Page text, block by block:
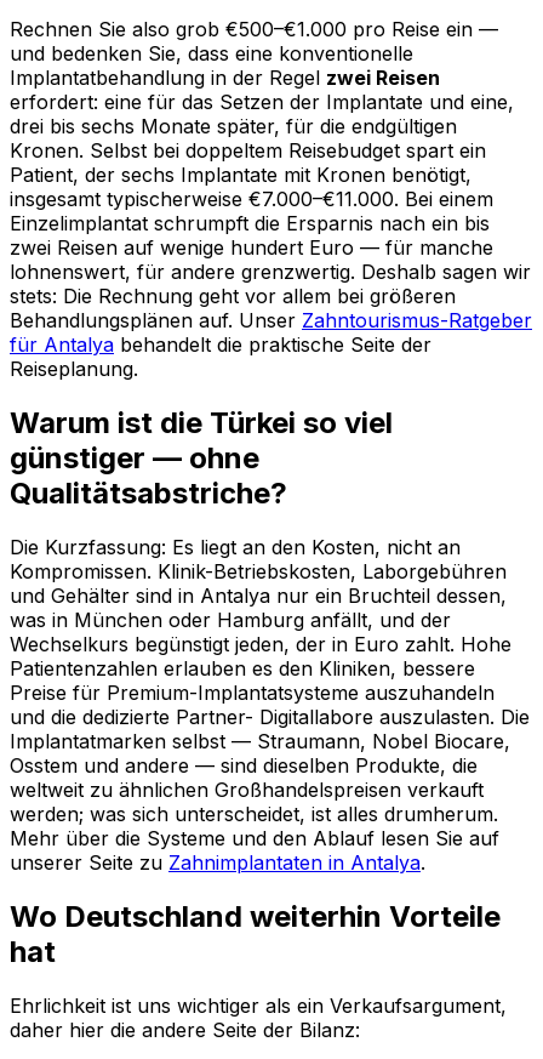
Rechnen Sie also grob €500–€1.000 pro Reise ein —
und bedenken Sie, dass eine konventionelle
Implantatbehandlung in der Regel zwei Reisen
erfordert: eine für das Setzen der Implantate und eine,
drei bis sechs Monate später, für die endgültigen
Kronen. Selbst bei doppeltem Reisebudget spart ein
Patient, der sechs Implantate mit Kronen benötigt,
insgesamt typischerweise €7.000–€11.000. Bei einem
Einzelimplantat schrumpft die Ersparnis nach ein bis
zwei Reisen auf wenige hundert Euro — für manche
lohnenswert, für andere grenzwertig. Deshalb sagen wir
stets: Die Rechnung geht vor allem bei größeren
Behandlungsplänen auf. Unser Zahntourismus-Ratgeber
für Antalya behandelt die praktische Seite der
Reiseplanung.
Warum ist die Türkei so viel
günstiger — ohne
Qualitätsabstriche?
Die Kurzfassung: Es liegt an den Kosten, nicht an
Kompromissen. Klinik-Betriebskosten, Laborgebühren
und Gehälter sind in Antalya nur ein Bruchteil dessen,
was in München oder Hamburg anfällt, und der
Wechselkurs begünstigt jeden, der in Euro zahlt. Hohe
Patientenzahlen erlauben es den Kliniken, bessere
Preise für Premium-Implantatsysteme auszuhandeln
und die dedizierte Partner- Digitallabore auszulasten. Die
Implantatmarken selbst — Straumann, Nobel Biocare,
Osstem und andere — sind dieselben Produkte, die
weltweit zu ähnlichen Großhandelspreisen verkauft
werden; was sich unterscheidet, ist alles drumherum.
Mehr über die Systeme und den Ablauf lesen Sie auf
unserer Seite zu Zahnimplantaten in Antalya.
Wo Deutschland weiterhin Vorteile
hat
Ehrlichkeit ist uns wichtiger als ein Verkaufsargument,
daher hier die andere Seite der Bilanz: